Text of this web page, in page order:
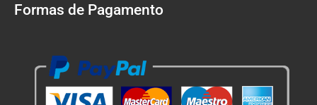
Formas de Pagamento